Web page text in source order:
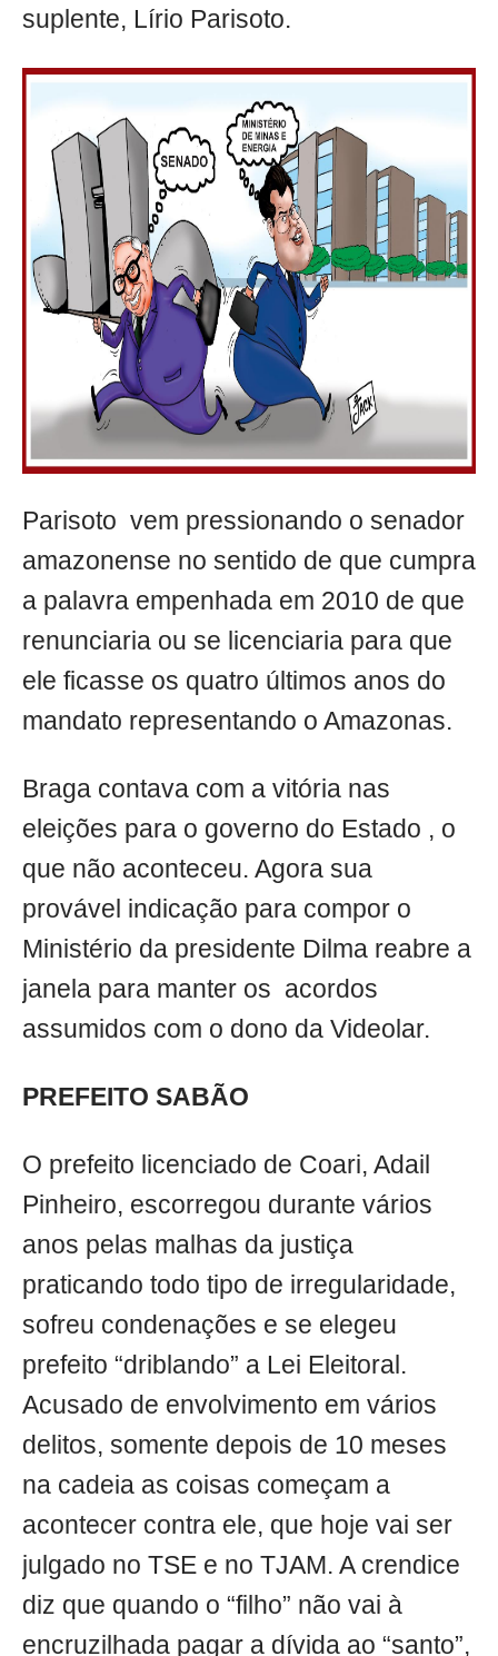
suplente, Lírio Parisoto.
Parisoto vem pressionando o senador
amazonense no sentido de que cumpra
a palavra empenhada em 2010 de que
renunciaria ou se licenciaria para que
ele ficasse os quatro últimos anos do
mandato representando o Amazonas.
Braga contava com a vitória nas
eleições para o governo do Estado , o
que não aconteceu. Agora sua
provável indicação para compor o
Ministério da presidente Dilma reabre a
janela para manter os acordos
assumidos com o dono da Videolar.
PREFEITO SABÃO
O prefeito licenciado de Coari, Adail
Pinheiro, escorregou durante vários
anos pelas malhas da justiça
praticando todo tipo de irregularidade,
sofreu condenações e se elegeu
prefeito “driblando” a Lei Eleitoral.
Acusado de envolvimento em vários
delitos, somente depois de 10 meses
na cadeia as coisas começam a
acontecer contra ele, que hoje vai ser
julgado no TSE e no TJAM. A crendice
diz que quando o “filho” não vai à
encruzilhada pagar a dívida ao “santo”,